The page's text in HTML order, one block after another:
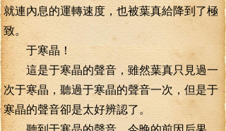
就連內息的運轉速度，也被葉真給降到了極
致。
于寒晶！
這是于寒晶的聲音，雖然葉真只見過一
次于寒晶，聽過于寒晶的聲音一次，但是于
寒晶的聲音卻是太好辨認了。